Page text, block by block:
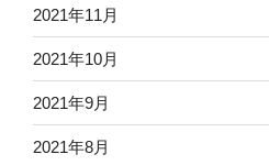
2021年11月
2021年10月
2021年9月
2021年8月